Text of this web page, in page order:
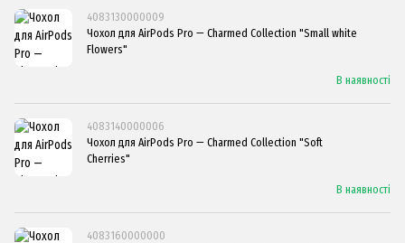
4083130000009
Чохол для AirPods Pro — Charmed Collection "Small white
Flowers"
В наявності
4083140000006
Чохол для AirPods Pro — Charmed Collection "Soft
Cherries"
В наявності
4083160000000